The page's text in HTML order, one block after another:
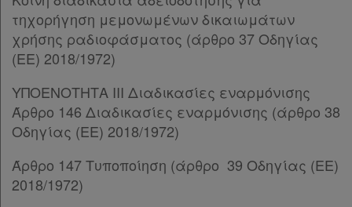
Άρθρο 88 [-]
Παρ.1
Παρ.2
Παρ.3
Παρ.4
Παρ.4α
Παρ.5
ΚΕΦΑΛΑΙΟ ΙΔ΄
[-]
Άρθρο 89 [-]
τηχορήγηση μεμονωμένων δικαιωμάτων
χρήσης ραδιοφάσματος (άρθρο 37 Οδηγίας
(ΕΕ) 2018/1972)
ΥΠΟΕΝΟΤΗΤΑ III Διαδικασίες εναρμόνισης
Άρθρο 146 Διαδικασίες εναρμόνισης (άρθρο 38
Οδηγίας (ΕΕ) 2018/1972)
Άρθρο 147 Τυποποίηση (άρθρο 39 Οδηγίας (ΕΕ)
2018/1972)